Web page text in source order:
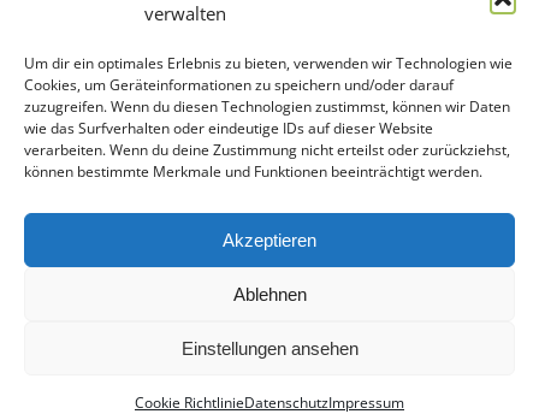
verwalten
Um dir ein optimales Erlebnis zu bieten, verwenden wir Technologien wie
Cookies, um Geräteinformationen zu speichern und/oder darauf
zuzugreifen. Wenn du diesen Technologien zustimmst, können wir Daten
wie das Surfverhalten oder eindeutige IDs auf dieser Website
verarbeiten. Wenn du deine Zustimmung nicht erteilst oder zurückziehst,
können bestimmte Merkmale und Funktionen beeinträchtigt werden.
Akzeptieren
Ablehnen
Einstellungen ansehen
Cookie RichtlinieDatenschutzImpressum
Artikel-Archiv
Veranstaltungen
Angebote
Bilder-Galerien
Material
Spenden
Kontakt
Datenschutz